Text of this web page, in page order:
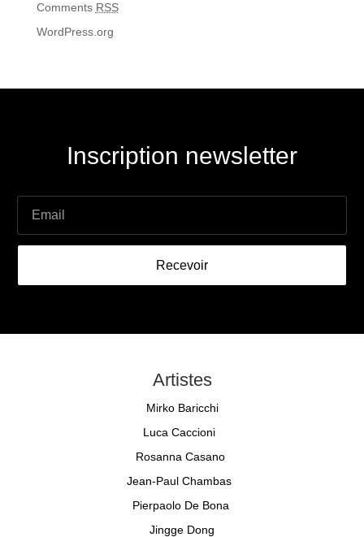
Comments RSS
WordPress.org
Inscription newsletter
Recevoir
Artistes
Mirko Baricchi
Luca Caccioni
Rosanna Casano
Jean-Paul Chambas
Pierpaolo De Bona
Jingge Dong